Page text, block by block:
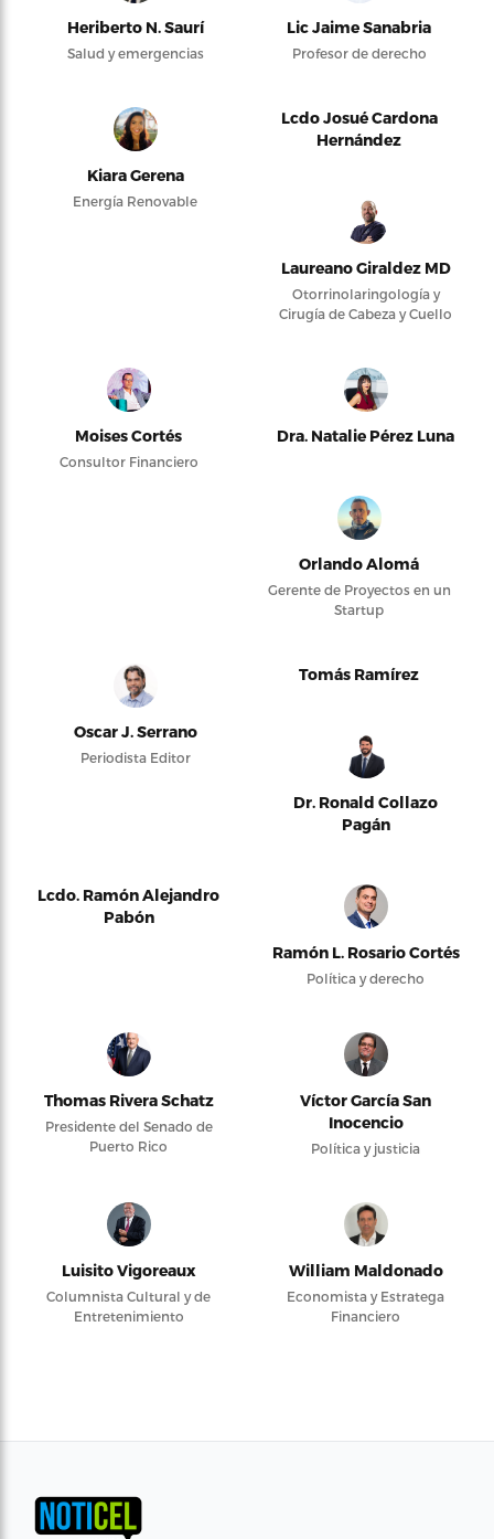
Heriberto N. Saurí
Salud y emergencias
Lic Jaime Sanabria
Profesor de derecho
Kiara Gerena
Energía Renovable
Lcdo Josué Cardona
Hernández
Laureano Giraldez MD
Otorrinolaringología y
Cirugía de Cabeza y Cuello
Moises Cortés
Consultor Financiero
Dra. Natalie Pérez Luna
Orlando Alomá
Gerente de Proyectos en un
Startup
Oscar J. Serrano
Periodista Editor
Tomás Ramírez
Dr. Ronald Collazo
Pagán
Lcdo. Ramón Alejandro
Pabón
Ramón L. Rosario Cortés
Política y derecho
Thomas Rivera Schatz
Presidente del Senado de
Puerto Rico
Víctor García San
Inocencio
Política y justicia
Luisito Vigoreaux
Columnista Cultural y de
Entretenimiento
William Maldonado
Economista y Estratega
Financiero